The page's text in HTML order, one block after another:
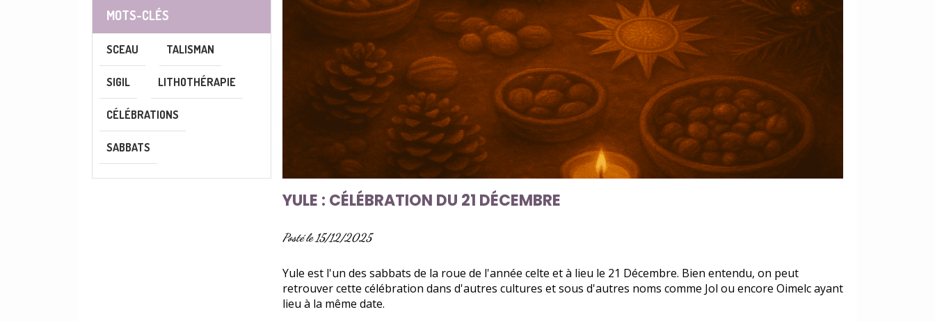
YULE : CÉLÉBRATION DU 21 DÉCEMBRE
Posté le 15/12/2025
Yule est l'un des sabbats de la roue de l'année celte et à lieu le 21 Décembre. Bien entendu, on peut
retrouver cette célébration dans d'autres cultures et sous d'autres noms comme Jol ou encore Oimelc ayant
lieu à la même date.
MOTS-CLÉS
SCEAU TALISMAN
SIGIL LITHOTHÉRAPIE
CÉLÉBRATIONS
SABBATS